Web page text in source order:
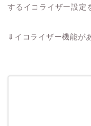
するイコライザー設定
⇓イコライザー機能が